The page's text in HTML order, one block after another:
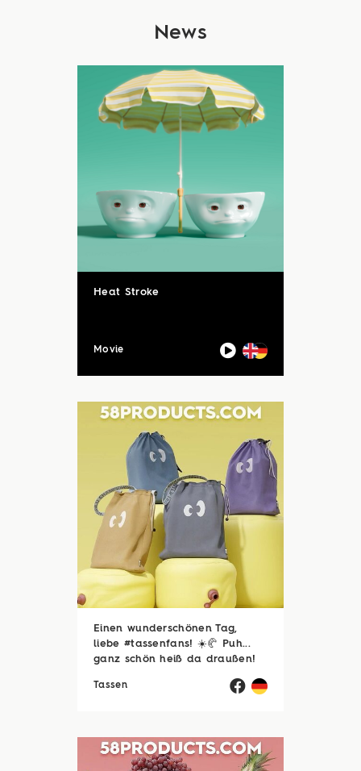
News
Heat Stroke
Movie
Einen wunderschönen Tag,
liebe #tassenfans! ☀️🥐 Puh...
ganz schön heiß da draußen!
euch noch im Urlaubsmodus
zum Beispiel ...
Tassen